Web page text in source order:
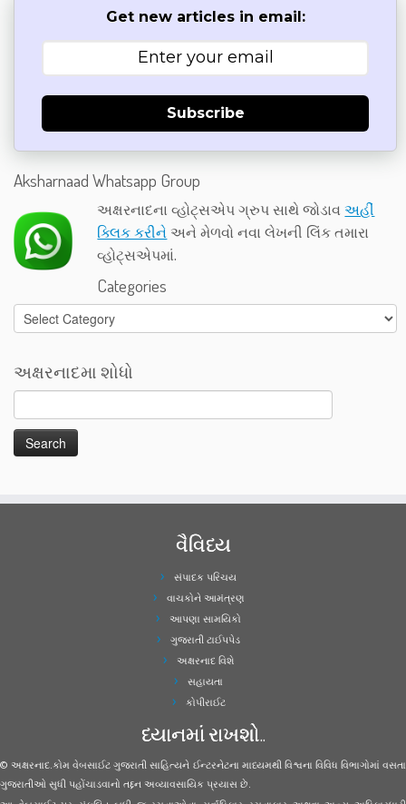
Get new articles in email:
Subscribe
Aksharnaad Whatsapp Group
અક્ષરનાદના વ્હોટ્સએપ ગ્રુપ સાથે જોડાવઅહીં
ક્લિક કરીને અને મેળવો નવા લેખની લિંક તમારા
વ્હોટ્સએપમાં.
Categories
Categories
અક્ષરનાદમા શોધો
વૈવિધ્ય
સંપાદક પરિચય
વાચકોને આમંત્રણ
આપણા સામયિકો
ગુજરાતી ટાઈપપેડ
અક્ષરનાદ વિશે
સહાયતા
કોપીરાઈટ
ધ્યાનમાં રાખશો..
© અક્ષરનાદ.કોમ વેબસાઈટ ગુજરાતી સાહિત્યને ઈન્ટરનેટના માધ્યમથી વિશ્વના વિવિધ વિભાગોમાં વસતા
ગુજરાતીઓ સુધી પહોંચાડવાનો તદ્દન અવ્યાવસાયિક પ્રયાસ છે.